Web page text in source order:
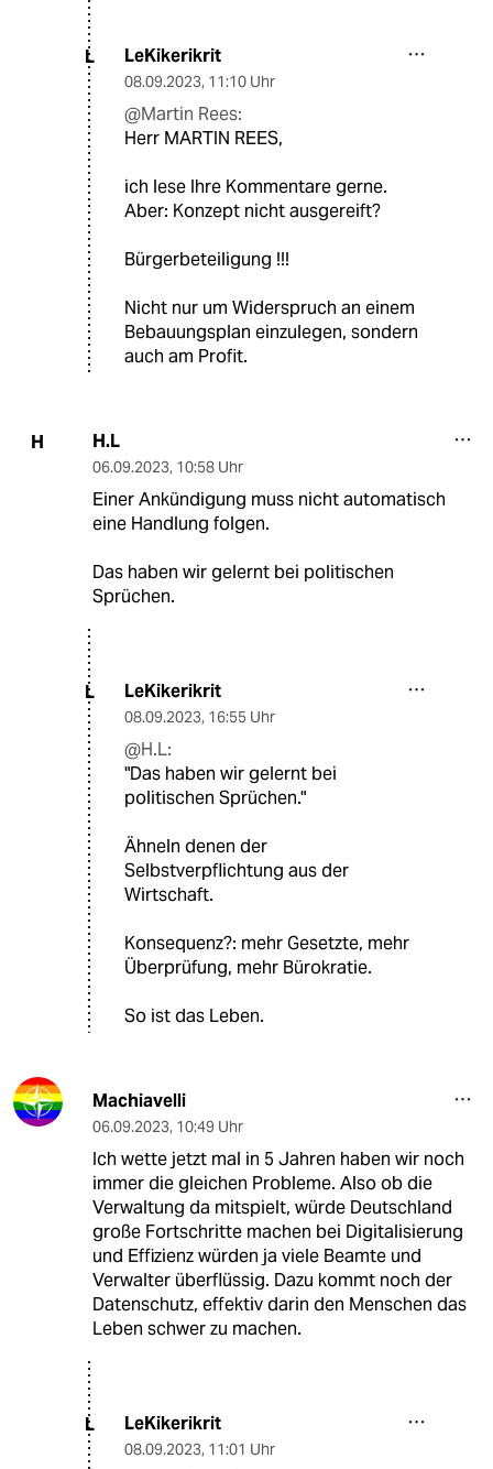
L LeKikerikrit
08.09.2023, 11:10 Uhr
@Martin Rees:
Herr MARTIN REES,
ich lese Ihre Kommentare gerne.
Aber: Konzept nicht ausgereift?
Bürgerbeteiligung !!!
Nicht nur um Widerspruch an einem
Bebauungsplan einzulegen, sondern
auch am Profit.
H H.L
06.09.2023, 10:58 Uhr
Einer Ankündigung muss nicht automatisch
eine Handlung folgen.
Das haben wir gelernt bei politischen
Sprüchen.
L LeKikerikrit
08.09.2023, 16:55 Uhr
@H.L:
"Das haben wir gelernt bei
politischen Sprüchen."
Ähneln denen der
Selbstverpflichtung aus der
Wirtschaft.
Konsequenz?: mehr Gesetzte, mehr
Überprüfung, mehr Bürokratie.
So ist das Leben.
Machiavelli
06.09.2023, 10:49 Uhr
Ich wette jetzt mal in 5 Jahren haben wir noch
immer die gleichen Probleme. Also ob die
Verwaltung da mitspielt, würde Deutschland
große Fortschritte machen bei Digitalisierung
und Effizienz würden ja viele Beamte und
Verwalter überflüssig. Dazu kommt noch der
Datenschutz, effektiv darin den Menschen das
Leben schwer zu machen.
L LeKikerikrit
08.09.2023, 11:01 Uhr